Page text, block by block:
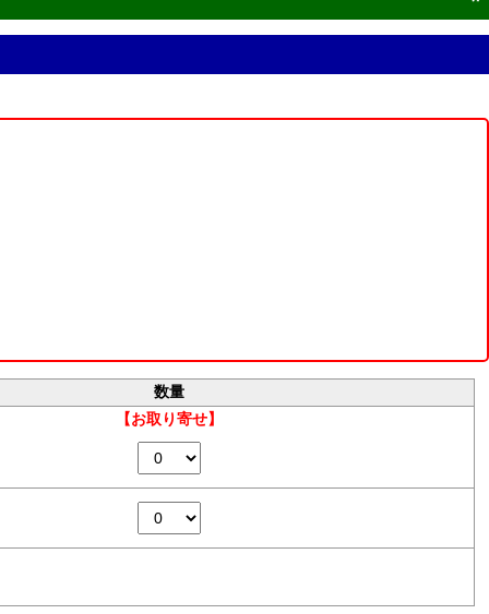
数量
【お取り寄せ】